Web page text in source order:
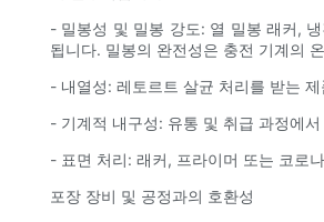
- 밀봉성 및 밀봉 강도: 열 밀봉 래커,
됩니다. 밀봉의 완전성은 충전 기계의
- 내열성: 레토르트 살균 처리를 받는
- 기계적 내구성: 유통 및 취급 과정에
- 표면 처리: 래커, 프라이머 또는 코로
포장 장비 및 공정과의 호환성